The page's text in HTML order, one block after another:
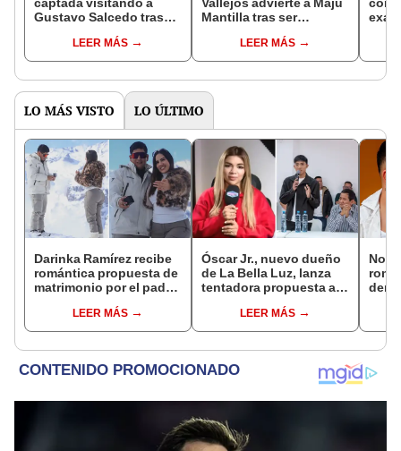
captada visitando a
Gustavo Salcedo tras
Pía Vallejos, pero evita
responder a críticas de
LEER MÁS
Vallejos advierte a Maju
Mantilla tras ser
Salcedo: "Que no se
meta conmigo"
LEER MÁS
LO MÁS VISTO LO ÚLTIMO
Darinka Ramírez recibe
romántica propuesta de
matrimonio por el padre
nervios, lágrimas y
muchísima felicidad"
LEER MÁS
Óscar Jr., nuevo dueño
de La Bella Luz, lanza
tentadora propuesta a
denuncia por
tocamientos: “Va a
LEER MÁS